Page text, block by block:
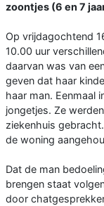
zoontjes (6 en 7
Op vrijdagochtend
10.00 uur
daarvan was van
geven dat haar
haar man. Eenmaal
jongetjes. Ze
ziekenhuis
de woning
Dat de man
brengen staat
door